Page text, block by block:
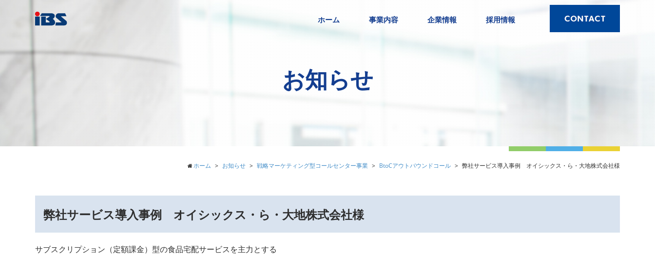
ホーム 事業内容 企業情報 採用情報
お知らせ
ホーム お知らせ 戦略マーケティング型コールセンター事業 BtoCアウトバウンドコール 弊社サービス導入事例 オイシックス・ら・大地株式会社様
弊社サービス導入事例 オイシックス・ら・大地株式会社様
サブスクリプション（定額課金）型の食品宅配サービスを主力とする